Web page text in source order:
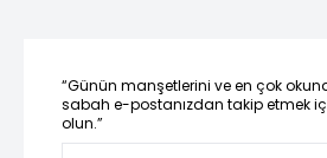
“Günün manşetlerini ve en çok
sabah e-postanızdan takip etmek
olun.”